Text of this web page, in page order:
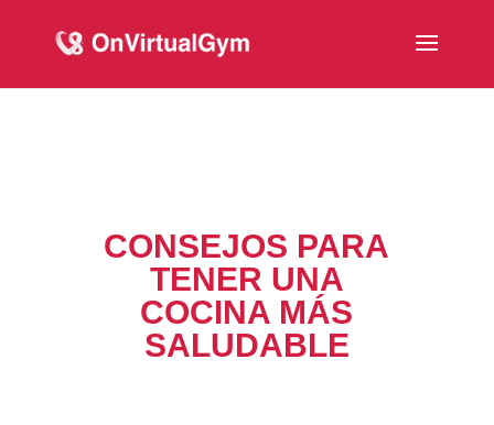
CONSEJOS PARA
TENER UNA
COCINA MÁS
SALUDABLE